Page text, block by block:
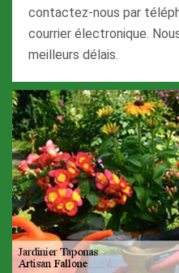
contactez-nous par
courrier électronique.
meilleurs délais.